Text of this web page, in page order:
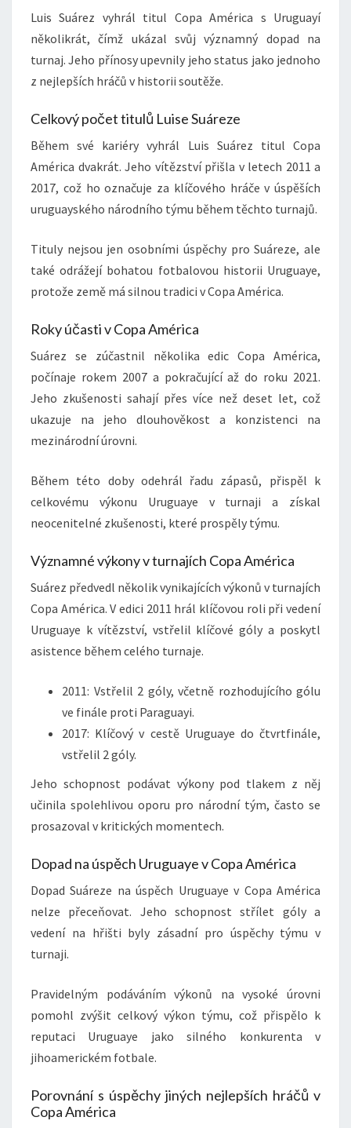
Luis Suárez vyhrál titul Copa América s Uruguayí
několikrát, čímž ukázal svůj významný dopad na
turnaj. Jeho přínosy upevnily jeho status jako jednoho
z nejlepších hráčů v historii soutěže.
Celkový počet titulů Luise Suáreze
Během své kariéry vyhrál Luis Suárez titul Copa
América dvakrát. Jeho vítězství přišla v letech 2011 a
2017, což ho označuje za klíčového hráče v úspěších
uruguayského národního týmu během těchto turnajů.
Tituly nejsou jen osobními úspěchy pro Suáreze, ale
také odrážejí bohatou fotbalovou historii Uruguaye,
protože země má silnou tradici v Copa América.
Roky účasti v Copa América
Suárez se zúčastnil několika edic Copa América,
počínaje rokem 2007 a pokračující až do roku 2021.
Jeho zkušenosti sahají přes více než deset let, což
ukazuje na jeho dlouhověkost a konzistenci na
mezinárodní úrovni.
Během této doby odehrál řadu zápasů, přispěl k
celkovému výkonu Uruguaye v turnaji a získal
neocenitelné zkušenosti, které prospěly týmu.
Významné výkony v turnajích Copa América
Suárez předvedl několik vynikajících výkonů v turnajích
Copa América. V edici 2011 hrál klíčovou roli při vedení
Uruguaye k vítězství, vstřelil klíčové góly a poskytl
asistence během celého turnaje.
2011: Vstřelil 2 góly, včetně rozhodujícího gólu
ve finále proti Paraguayi.
2017: Klíčový v cestě Uruguaye do čtvrtfinále,
vstřelil 2 góly.
Jeho schopnost podávat výkony pod tlakem z něj
učinila spolehlivou oporu pro národní tým, často se
prosazoval v kritických momentech.
Dopad na úspěch Uruguaye v Copa América
Dopad Suáreze na úspěch Uruguaye v Copa América
nelze přeceňovat. Jeho schopnost střílet góly a
vedení na hřišti byly zásadní pro úspěchy týmu v
turnaji.
Pravidelným podáváním výkonů na vysoké úrovni
pomohl zvýšit celkový výkon týmu, což přispělo k
reputaci Uruguaye jako silného konkurenta v
jihoamerickém fotbale.
Porovnání s úspěchy jiných nejlepších hráčů v
Copa América